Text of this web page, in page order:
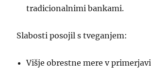
tradicionalnimi bankami.
Slabosti posojil s tveganjem:
Višje obrestne mere v